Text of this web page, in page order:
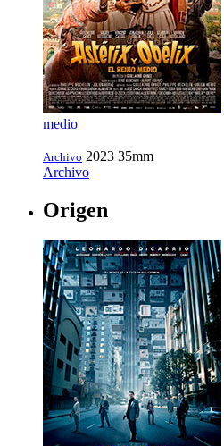
medio
Archivo 2023 35mm
Archivo
Origen